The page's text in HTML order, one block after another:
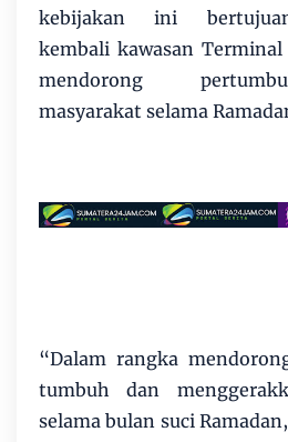
kebijakan ini
kembali kawasan Terminal
mendorong
masyarakat selama
“Dalam rangka
tumbuh dan
selama bulan suci